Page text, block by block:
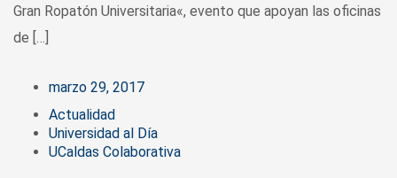
Gran Ropatón Universitaria«, evento que apoyan las oficinas
de […]
marzo 29, 2017
Actualidad
Universidad al Día
UCaldas Colaborativa